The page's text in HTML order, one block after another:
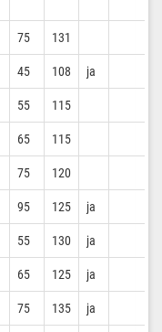
75 131
45 108 ja
55 115
65 115
75 120
95 125 ja
55 130 ja
65 125 ja
75 135 ja